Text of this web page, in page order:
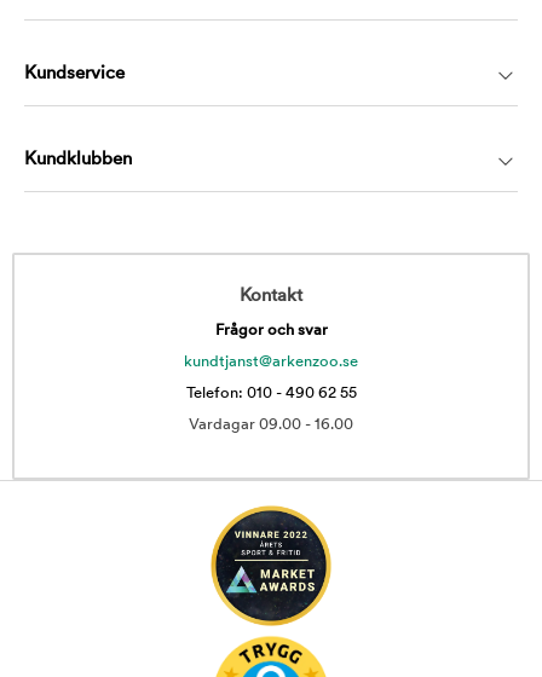
Kundservice
Kundklubben
Kontakt
Frågor och svar
kundtjanst@arkenzoo.se
Telefon: 010 - 490 62 55
Vardagar 09.00 - 16.00